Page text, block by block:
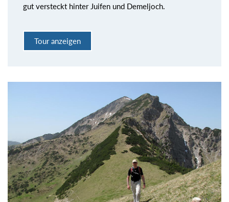
gut versteckt hinter Juifen und Demeljoch.
Tour anzeigen